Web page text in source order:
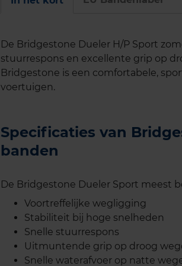
De Bridgestone Dueler H/P Sport
stuurrespons en excellente grip op
Bridgestone is een comfortabele,
voertuigen.
Specificaties van
banden
De Bridgestone Dueler Sport meest
Voortreffelijke wegligging
Stabiliteit bij hoge snelheden
Snelle stuurrespons
Uitmuntende grip op droog
Snelle waterafvoer op natte